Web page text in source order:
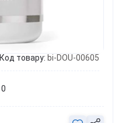
Код товару: bi-DOU-00605
0